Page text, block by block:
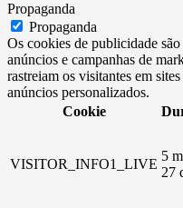
Propaganda
Propaganda
Os cookies de publicidade
anúncios e campanhas de
rastreiam os visitantes em
anúncios personalizados.
Cookie
VISITOR_INFO1_LIVE
5
27